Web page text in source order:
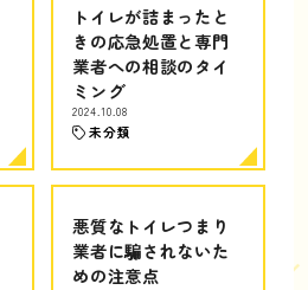
トイレが詰まったと
きの応急処置と専門
業者への相談のタイ
ミング
2024.10.08
未分類
悪質なトイレつまり
業者に騙されないた
めの注意点